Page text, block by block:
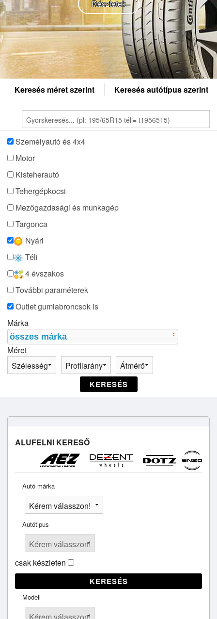
Keresés méret szerint Keresés autótípus szerint
Személyautó és 4x4
Motor
Kisteherautó
Tehergépkocsi
Mezőgazdasági és munkagép
Targonca
Nyári
Téli
4 évszakos
További paraméterek
Outlet gumiabroncsok is
Márka
összes márka
Méret
KERESÉS
ALUFELNI KERESŐ
Autó márka
Autótipus
csak készleten
KERESÉS
Modell